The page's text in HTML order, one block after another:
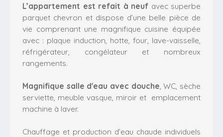
L’appartement est refait à neuf avec superbe
parquet chevron et dispose d’une belle pièce de
vie comprenant une magnifique cuisine équipée
avec : plaque induction, hotte, four, lave-vaisselle,
réfrigérateur, congélateur et nombreux
rangements.
Magnifique salle d'eau avec douche , WC, sèche
serviette, meuble vasque, miroir et emplacement
machine à laver.
Chauffage et production d’eau chaude individuels